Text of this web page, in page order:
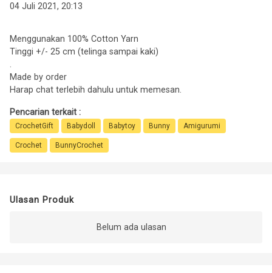
04 Juli 2021, 20:13
Menggunakan 100% Cotton Yarn
Tinggi +/- 25 cm (telinga sampai kaki)
.
Made by order
Harap chat terlebih dahulu untuk memesan.
Pencarian terkait :
CrochetGift Babydoll Babytoy Bunny Amigurumi
Crochet BunnyCrochet
Ulasan Produk
Belum ada ulasan